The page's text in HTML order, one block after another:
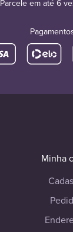
Parcele em até 6
Minha